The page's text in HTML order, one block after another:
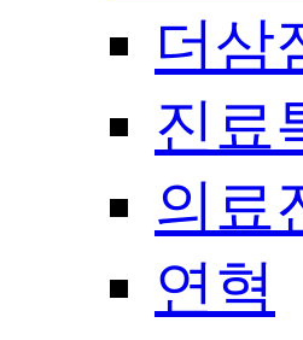
더삼
진료
의료
연혁